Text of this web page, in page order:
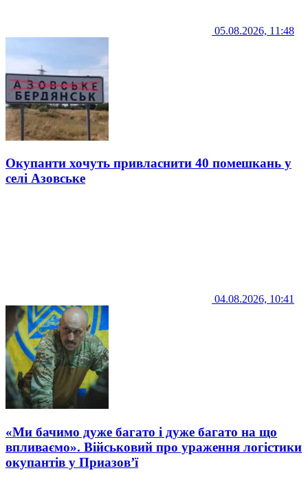
05.08.2026, 11:48
Окупанти хочуть привласнити 40 помешкань у
селі Азовське
04.08.2026, 10:41
«Ми бачимо дуже багато і дуже багато на що
впливаємо». Військовий про ураження логістики
окупантів у Приазов’ї